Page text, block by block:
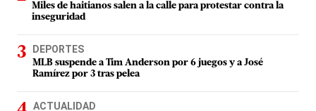
Miles de haitianos salen a la calle para protestar contra la
inseguridad
DEPORTES
MLB suspende a Tim Anderson por 6 juegos y a José
Ramírez por 3 tras pelea
ACTUALIDAD